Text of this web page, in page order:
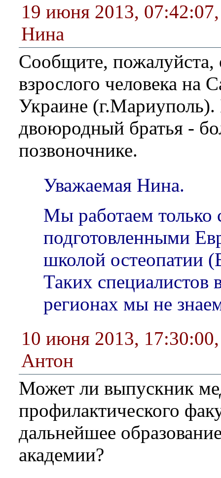
19 июня 2013, 07:42:07
Нина
Сообщите, пожалуйста,
взрослого человека на
Украине
двоюродный братья -
позвоночнике.
Уважаемая Нина.
Мы работаем только
подготовленными
школой остеопатии
Таких специалистов
регионах мы не
10 июня 2013, 17:30:00
Антон
Может ли выпускник
профилактического
дальнейшее
академии?